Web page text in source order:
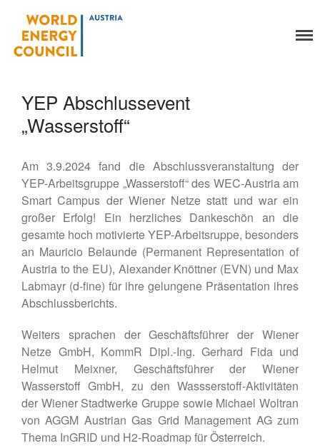
Organe
Aktivitäten
YEP-Austria
Veranstaltungen
Publikationen
Global Community
Unsere Geschichte
WEC-International
Kontakt
EN
World Energy Council
YEP Abschlussevent
„Wasserstoff“
Am 3.9.2024 fand die Abschlussveranstaltung der
YEP-Arbeitsgruppe „Wasserstoff“ des WEC-Austria am
Smart Campus der Wiener Netze statt und war ein
großer Erfolg! Ein herzliches Dankeschön an die
gesamte hoch motivierte YEP-Arbeitsruppe, besonders
an Mauricio Belaunde (Permanent Representation of
Austria to the EU), Alexander Knöttner (EVN) und Max
Labmayr (d-fine) für ihre gelungene Präsentation ihres
Abschlussberichts.
Weiters sprachen der Geschäftsführer der Wiener
Netze GmbH, KommR Dipl.-Ing. Gerhard Fida und
Helmut Meixner, Geschäftsführer der Wiener
Wasserstoff GmbH, zu den Wassserstoff-Aktivitäten
der Wiener Stadtwerke Gruppe sowie Michael Woltran
von AGGM Austrian Gas Grid Management AG zum
Thema InGRID und H2-Roadmap für Österreich.